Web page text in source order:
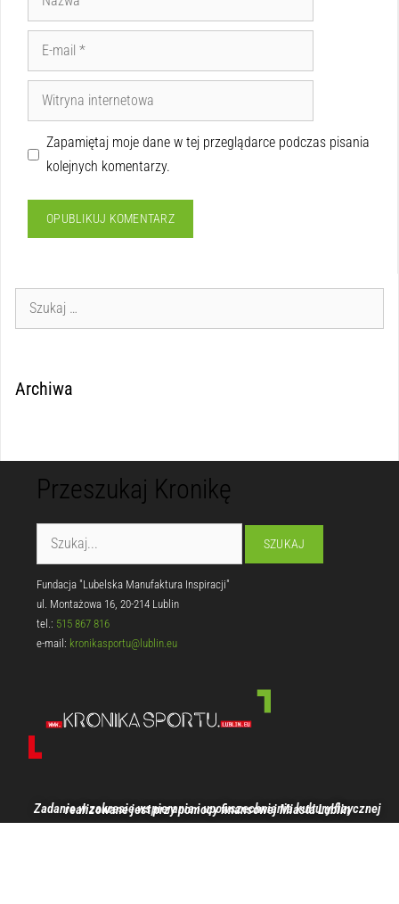
Zapamiętaj moje dane w tej przeglądarce podczas pisania
kolejnych komentarzy.
Archiwa
Przeszukaj Kronikę
Fundacja "Lubelska Manufaktura Inspiracji"
ul. Montażowa 16, 20-214 Lublin
tel.: 515 867 816
e-mail: kronikasportu@lublin.eu
Zadanie w zakresie wspierania i upowszechniania kultury fizycznej realizowane jest przy pomocy finansowej Miasta Lublin